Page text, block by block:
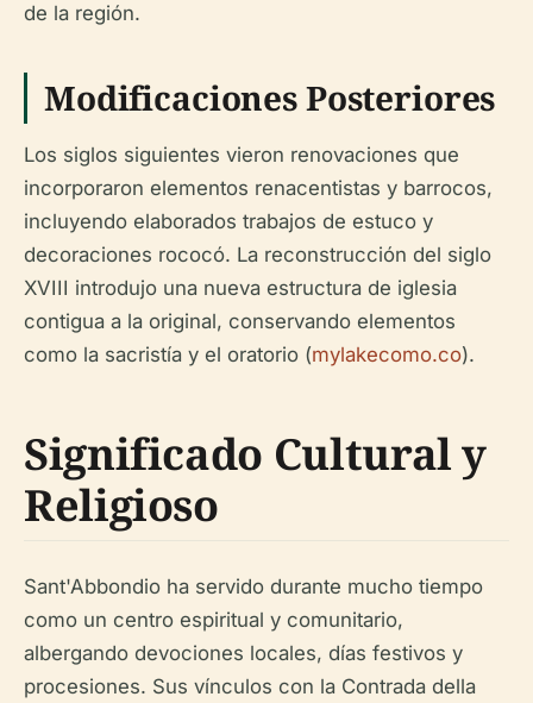
de la región.
Modificaciones Posteriores
Los siglos siguientes vieron renovaciones que
incorporaron elementos renacentistas y barrocos,
incluyendo elaborados trabajos de estuco y
decoraciones rococó. La reconstrucción del siglo
XVIII introdujo una nueva estructura de iglesia
contigua a la original, conservando elementos
como la sacristía y el oratorio (mylakecomo.co).
Significado Cultural y
Religioso
Sant'Abbondio ha servido durante mucho tiempo
como un centro espiritual y comunitario,
albergando devociones locales, días festivos y
procesiones. Sus vínculos con la Contrada della